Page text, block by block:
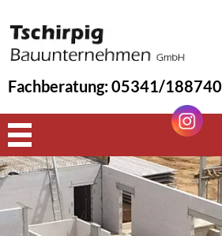
Skip
to
content
Fachberatung: 05341/188740